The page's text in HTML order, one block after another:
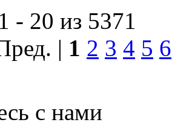
- 20 из 5371
| 1 2 3 4 5 6
с нами